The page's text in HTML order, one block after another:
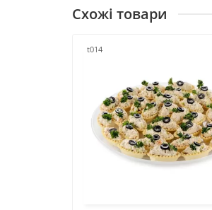
Схожі товари
t014